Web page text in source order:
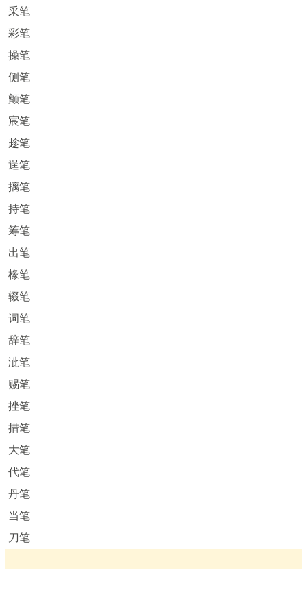
采笔
彩笔
操笔
侧笔
颤笔
宸笔
趁笔
逞笔
摛笔
持笔
筹笔
出笔
椽笔
辍笔
词笔
辞笔
泚笔
赐笔
挫笔
措笔
大笔
代笔
丹笔
当笔
刀笔